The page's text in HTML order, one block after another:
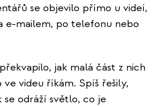
se objevilo přímo u videí,
e-mailem, po telefonu nebo
jak malá část z nich
videu říkám. Spíš řešily,
se odráží světlo, co je